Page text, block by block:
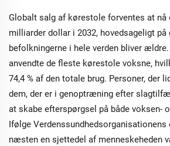
Globalt salg af kørestole forventes at nå
milliarder dollar i 2032, hovedsageligt på
befolkningerne i hele verden bliver
anvendte de fleste kørestole voksne,
74,4 % af den totale brug. Personer, der
dem, der er i genoptræning efter
at skabe efterspørgsel på både voksen-
Ifølge Verdenssundhedsorganisationens
næsten en sjettedel af menneskeheden